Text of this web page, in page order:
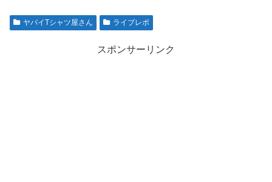
ヤバイTシャツ屋さん ライブレポ
スポンサーリンク